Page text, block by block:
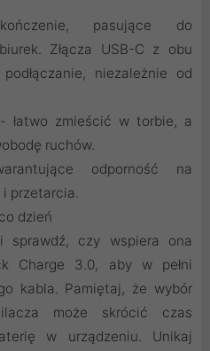
pasujące do
Złącza USB-C z obu
niezależnie od
łatwo zmieścić w torbie, a
ruchów.
odporność na
przetarcia.
dzień
sprawdź, czy wspiera ona
Charge 3.0, aby w pełni
kabla. Pamiętaj, że wybór
może skrócić czas
w urządzeniu. Unikaj